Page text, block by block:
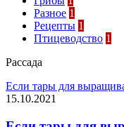
Разное 1
Рецепты 1
Птицеводство 1
Рассада
Если тары для
15.10.2021